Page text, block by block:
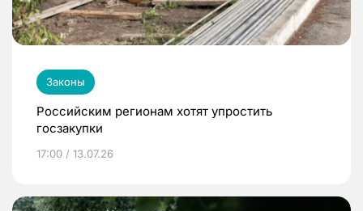
Законы
Российским регионам хотят упростить
госзакупки
17:00 / 13.07.26